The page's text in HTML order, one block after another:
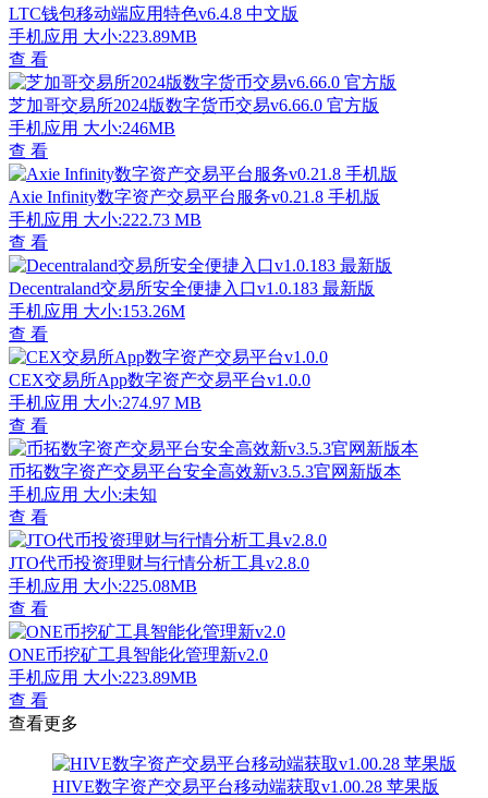
LTC钱包移动端应用特色v6.4.8 中文版
手机应用 大小:223.89MB
查 看
芝加哥交易所2024版数字货币交易v6.66.0 官方版
手机应用 大小:246MB
查 看
Axie Infinity数字资产交易平台服务v0.21.8 手机版
手机应用 大小:222.73 MB
查 看
Decentraland交易所安全便捷入口v1.0.183 最新版
手机应用 大小:153.26M
查 看
CEX交易所App数字资产交易平台v1.0.0
手机应用 大小:274.97 MB
查 看
币拓数字资产交易平台安全高效新v3.5.3官网新版本
手机应用 大小:未知
查 看
JTO代币投资理财与行情分析工具v2.8.0
手机应用 大小:225.08MB
查 看
ONE币挖矿工具智能化管理新v2.0
手机应用 大小:223.89MB
查 看
查看更多
HIVE数字资产交易平台移动端获取v1.00.28 苹果版